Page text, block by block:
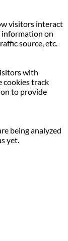
visitors interact
information on
source, etc.
with
cookies track
to provide
being analyzed
yet.